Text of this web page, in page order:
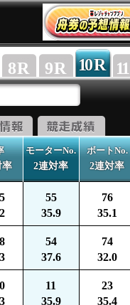
8R 9R 10R 11
率
モーターNo.
2連対率
ボートNo.
2連対率
55
35.9
76
35.1
54
37.6
74
32.0
11
35.9
23
35.4